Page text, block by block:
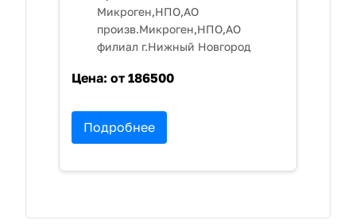
Микроген,НПО,АО
произв.Микроген,НПО,АО
филиал г.Нижный Новгород
Цена: от 186500
Подробнее